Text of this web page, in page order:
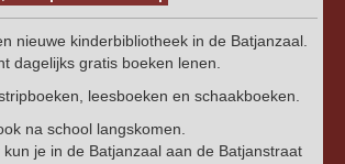
nieuwe kinderbibliotheek in de Batjanzaal.
dagelijks gratis boeken lenen.
leesboeken en schaakboeken.
na school langskomen.
je in de Batjanzaal aan de Batjanstraat